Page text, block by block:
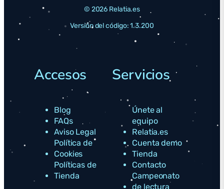
© 2026 Relatia.es
Versión del código: 1.3.200
Accesos
Blog
FAQs
Aviso Legal
Política de
Cookies
Políticas de
Tienda
Servicios
Únete al
equipo
Relatia.es
Cuenta demo
Tienda
Contacto
Campeonato
de lectura